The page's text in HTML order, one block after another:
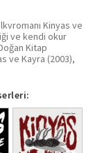
Kinyas ve
ve kendi okur
Kitap
ve Kayra (2003),